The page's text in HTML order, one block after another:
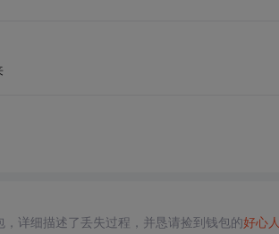
详细描述了丢失过程，并恳请捡到钱包的好心人